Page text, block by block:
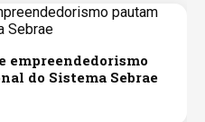
empreendedorismo
do Sistema Sebrae